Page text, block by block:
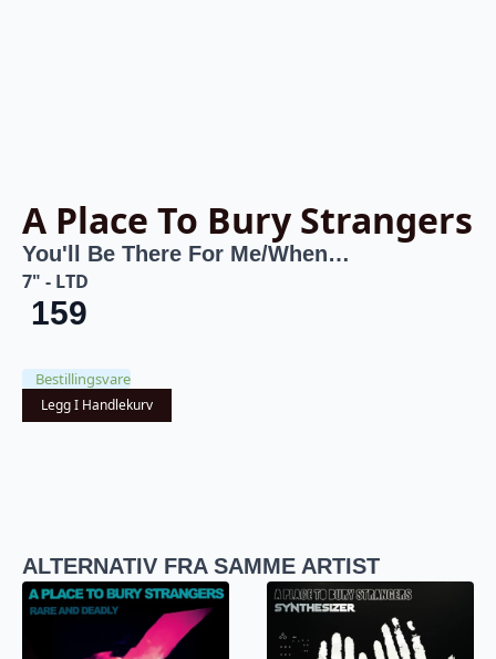
A Place To Bury Strangers
You'll Be There For Me/When…
7" - LTD
159
Bestillingsvare
Legg I Handlekurv
ALTERNATIV FRA SAMME ARTIST